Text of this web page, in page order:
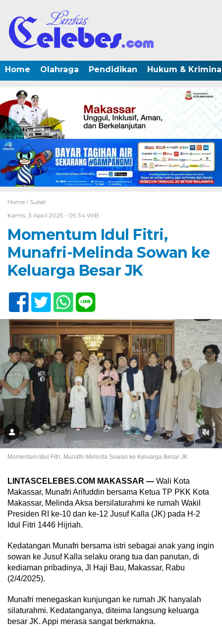
Home Olahraga Pendidikan Hukum &
Home / Sulsel
Kamis, 3 April 2025 - 09:34 WIB
Momentum Idul Fitri,
Munafri-Melinda Sowan ke
Keluarga Besar JK
Momentum Idul Fitri, Munafri-Melinda Sowan ke Keluarga Besar JK
LINTASCELEBES.COM MAKASSAR — Wali Kota
Makassar, Munafri Arifuddin bersama Ketua TP PKK Kota
Makassar, Melinda Aksa bersilaturahmi ke rumah Wakil
Presiden RI ke-10 dan ke-12 Jusuf Kalla (JK) pada H-2
Idul Fitri 1446 Hijriah.
Kedatangan Munafri bersama istri sebagai anak yang ingin
sowan ke Jusuf Kalla selaku orang tua dan panutan, di
kediaman pribadinya, Jl Haji Bau, Makassar, Rabu
(2/4/2025).
Munafri menegaskan kunjungan ke rumah JK hanyalah
silaturahmi. Kedatanganya, diteima langsung keluarga
besar JK. Appi merasa sangat berkmakna.